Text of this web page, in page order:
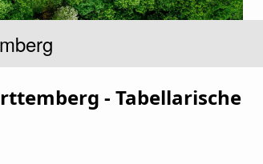
- Tabellarische